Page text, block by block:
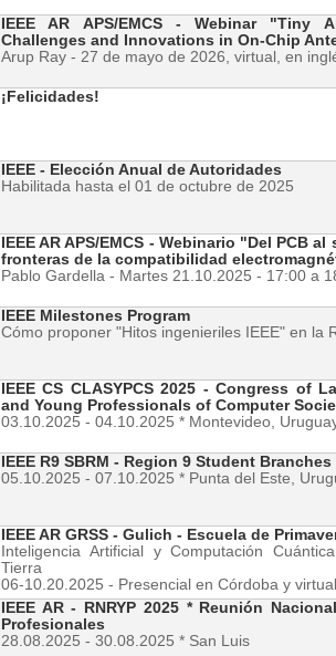
IEEE AR APS/EMCS - Webinar "Tiny
Challenges and Innovations in On-Chip
Arup Ray - 27 de mayo de 2026, virtual, en
¡Felicidades!
IEEE - Elección Anual de Autoridades
Habilitada hasta el 01 de octubre de 2025
IEEE AR APS/EMCS - Webinario "Del PCB
fronteras de la compatibilidad
Pablo Gardella - Martes 21.10.2025 - 17:00 a
IEEE Milestones Program
Cómo proponer "Hitos ingenieriles IEEE" en la
IEEE CS CLASYPCS 2025 - Congress of
and Young Professionals of Computer
03.10.2025 - 04.10.2025 * Montevideo,
IEEE R9 SBRM - Region 9 Student
05.10.2025 - 07.10.2025 * Punta del Este,
IEEE AR GRSS - Gulich - Escuela de
Inteligencia Artificial y Computación
Tierra
06-10.20.2025 - Presencial en Córdoba y virtual
IEEE AR - RNRYP 2025 * Reunión
Profesionales
28.08.2025 - 30.08.2025 * San Luis